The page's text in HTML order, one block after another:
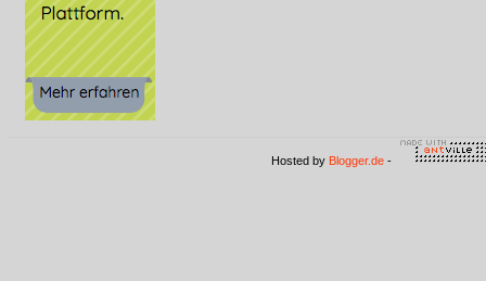
Hosted by Blogger.de -